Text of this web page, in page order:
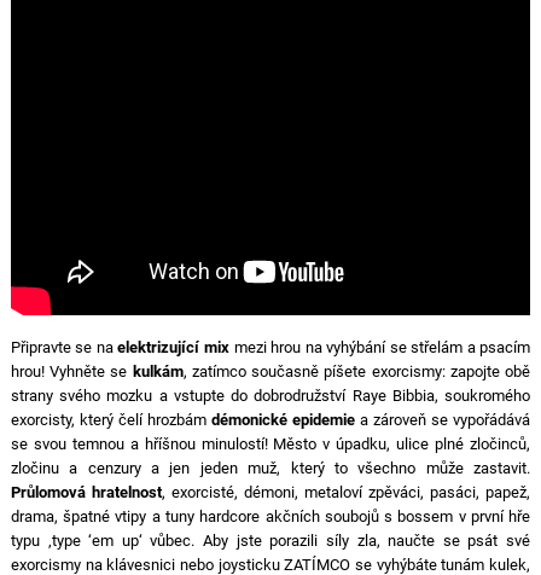
Připravte se naelektrizující mix mezi hrou na vyhýbání se střelám a psacím
hrou! Vyhněte se kulkám, zatímco současně píšete exorcismy: zapojte obě
strany svého mozku a vstupte do dobrodružství Raye Bibbia, soukromého
exorcisty, který čelí hrozbám démonické epidemie a zároveň se vypořádává
se svou temnou a hříšnou minulostí! Město v úpadku, ulice plné zločinců,
zločinu a cenzury a jen jeden muž, který to všechno může zastavit.
Průlomová hratelnost, exorcisté, démoni, metaloví zpěváci, pasáci, papež,
drama, špatné vtipy a tuny hardcore akčních soubojů s bossem v první hře
typu ‚type ‘em up‘ vůbec. Aby jste porazili síly zla, naučte se psát své
exorcismy na klávesnici nebo joysticku ZATÍMCO se vyhýbáte tunám kulek,